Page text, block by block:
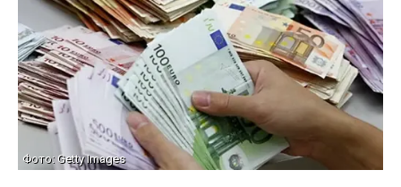
Фото: Getty Images